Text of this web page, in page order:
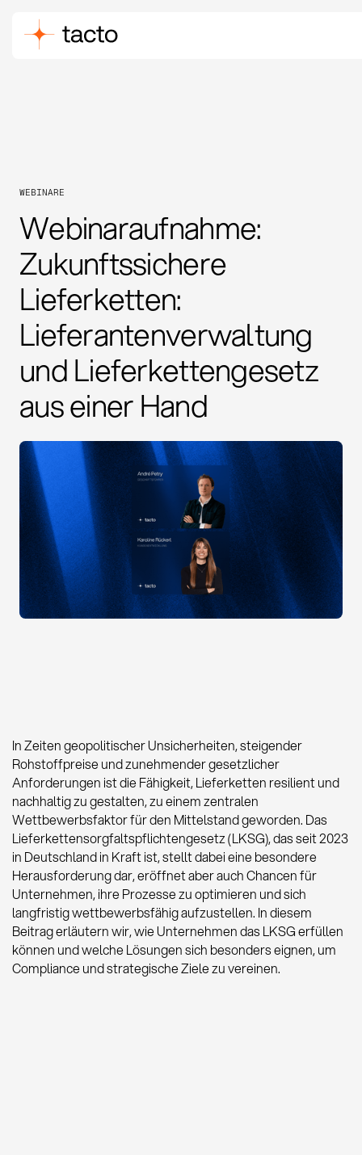
WEBINARE
Webinaraufnahme:
Zukunftssichere
Lieferketten:
Lieferantenverwaltung
und Lieferkettengesetz
aus einer Hand
In Zeiten geopolitischer Unsicherheiten, steigender
Rohstoffpreise und zunehmender gesetzlicher
Anforderungen ist die Fähigkeit, Lieferketten resilient und
nachhaltig zu gestalten, zu einem zentralen
Wettbewerbsfaktor für den Mittelstand geworden. Das
Lieferkettensorgfaltspflichtengesetz (LKSG), das seit 2023
in Deutschland in Kraft ist, stellt dabei eine besondere
Herausforderung dar, eröffnet aber auch Chancen für
Unternehmen, ihre Prozesse zu optimieren und sich
langfristig wettbewerbsfähig aufzustellen. In diesem
Beitrag erläutern wir, wie Unternehmen das LKSG erfüllen
können und welche Lösungen sich besonders eignen, um
Compliance und strategische Ziele zu vereinen.